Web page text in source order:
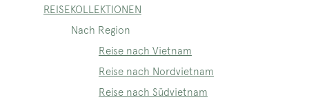
REISEKOLLEKTIONEN
Nach Region
Reise nach Vietnam
Reise nach Nordvietnam
Reise nach Südvietnam